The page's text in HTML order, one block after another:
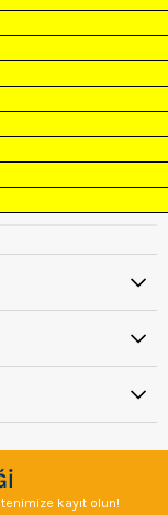
kayıt olun!